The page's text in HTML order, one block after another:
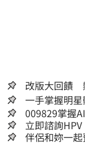
改版大回饋
009829掌握
立即諮詢
嫌晚！
伴侶和妳一起